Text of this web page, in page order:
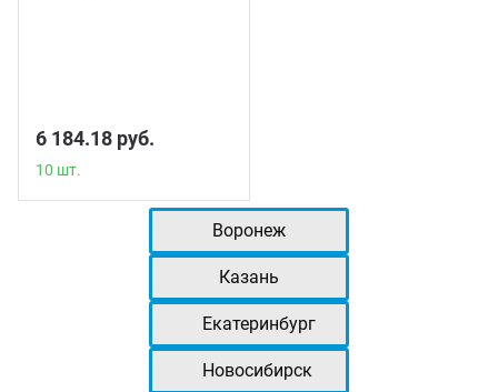
6 184.18 руб.
10 шт.
Воронеж
Казань
Екатеринбург
Новосибирск